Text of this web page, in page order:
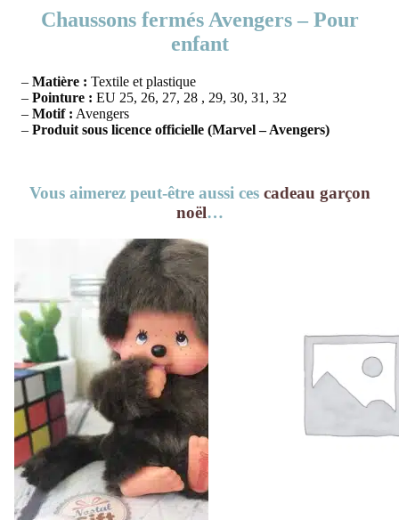
Chaussons fermés Avengers – Pour
enfant
– Matière : Textile et plastique
– Pointure : EU 25, 26, 27, 28 , 29, 30, 31, 32
– Motif : Avengers
– Produit sous licence officielle (Marvel – Avengers)
Vous aimerez peut-être aussi ces cadeau garçon
noël…